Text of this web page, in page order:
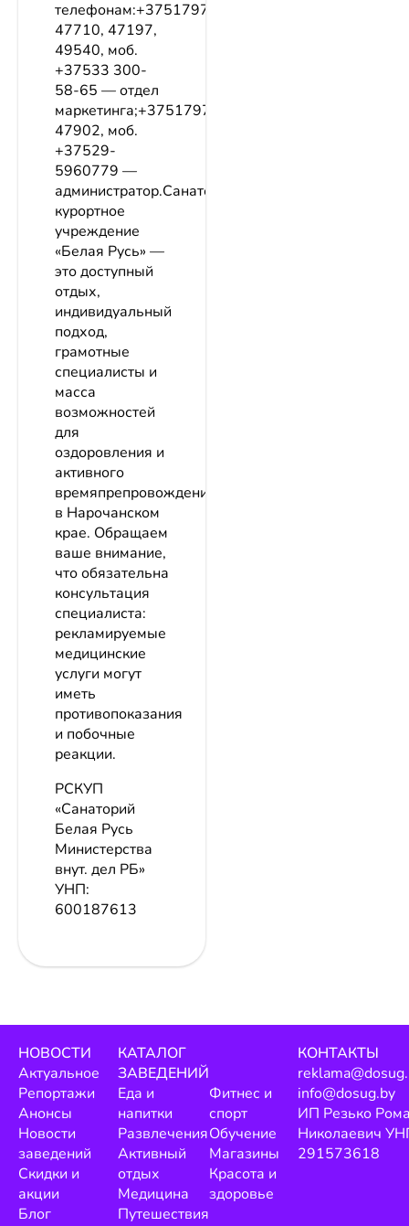
телефонам:+3751797-
47710, 47197,
49540, моб.
+37533 300-
58-65 — отдел
маркетинга;+3751797-
47902, моб.
+37529-
5960779 —
администратор.Санаторно-
курортное
учреждение
«Белая Русь» —
это доступный
отдых,
индивидуальный
подход,
грамотные
специалисты и
масса
возможностей
для
оздоровления и
активного
времяпрепровождения
в Нарочанском
крае. Обращаем
ваше внимание,
что обязательна
консультация
специалиста:
рекламируемые
медицинские
услуги могут
иметь
противопоказания
и побочные
реакции.
РСКУП
«Санаторий
Белая Русь
Министерства
внут. дел РБ»
УНП:
600187613
НОВОСТИ
Актуальное
Репортажи
Анонсы
Новости
заведений
Скидки и
акции
Блог
КАТАЛОГ
ЗАВЕДЕНИЙ
Еда и
напитки
Развлечения
Активный
отдых
Медицина
Путешествия
Фитнес и
спорт
Обучение
Магазины
Красота и
здоровье
КОНТАКТЫ
info@dosug.by
ИП Резько
Николаевич
291573618